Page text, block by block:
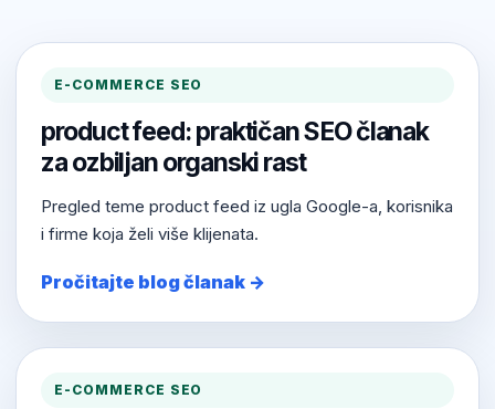
E-COMMERCE SEO
product feed: praktičan SEO članak
za ozbiljan organski rast
Pregled teme product feed iz ugla Google-a, korisnika
i firme koja želi više klijenata.
Pročitajte blog članak →
E-COMMERCE SEO